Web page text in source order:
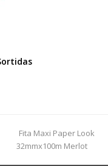
next
post:
Fita Maxi Paper Look
32mmx100m Merlot